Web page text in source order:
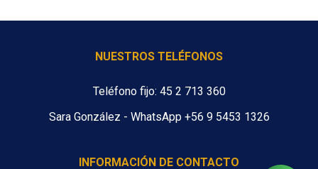
NUESTROS TELÉFONOS
Teléfono fijo: 45 2 713 360
Sara González - WhatsApp +56 9 5453 1326
INFORMACIÓN DE CONTACTO